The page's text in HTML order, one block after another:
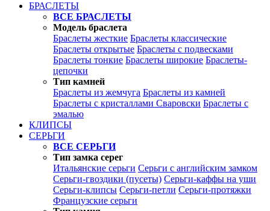
БРАСЛЕТЫ
ВСЕ БРАСЛЕТЫ
Модель браслета
Браслеты жесткие Браслеты классические
Браслеты открытые Браслеты с подвесками
Браслеты тонкие Браслеты широкие Браслеты-
цепочки
Тип камней
Браслеты из жемчуга Браслеты из камней
Браслеты с кристаллами Сваровски Браслеты с
эмалью
КЛИПСЫ
СЕРЬГИ
ВСЕ СЕРЬГИ
Тип замка серег
Итальянские серьги Серьги с английским замком
Серьги-гвоздики (пусеты) Серьги-каффы на уши
Серьги-клипсы Серьги-петли Серьги-протяжки
Французские серьги